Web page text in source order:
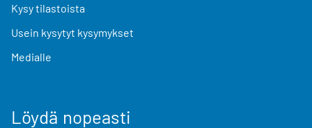
Kysy tilastoista
Usein kysytyt kysymykset
Medialle
Löydä nopeasti